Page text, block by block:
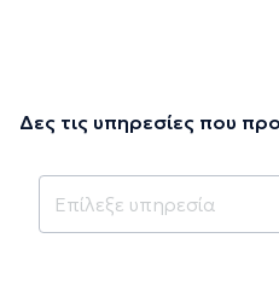
Δες τις υπηρεσίες που